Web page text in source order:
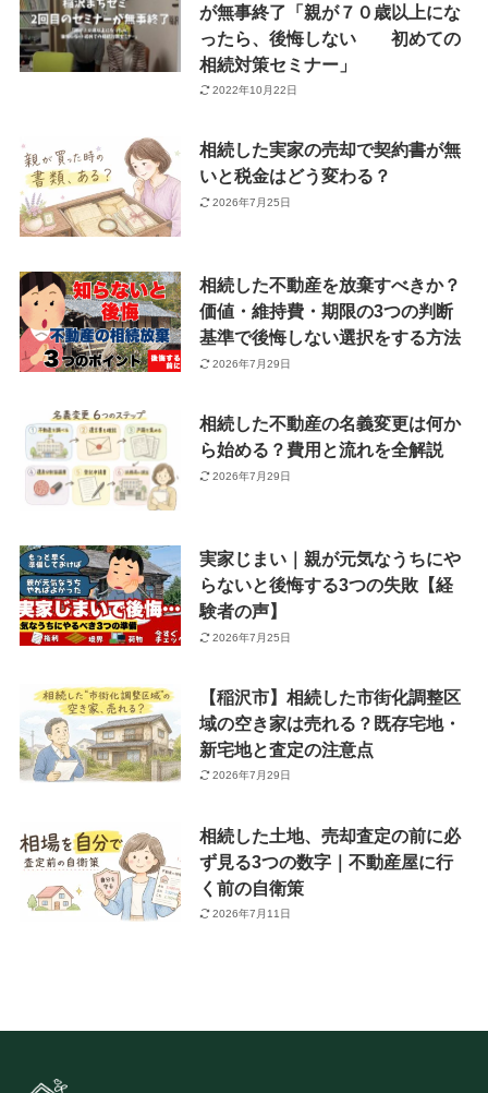
が無事終了「親が７０歳以上にな
ったら、後悔しない 初めての
相続対策セミナー」
2022年10月22日
相続した実家の売却で契約書が無
いと税金はどう変わる？
2026年7月25日
相続した不動産を放棄すべきか？
価値・維持費・期限の3つの判断
基準で後悔しない選択をする方法
2026年7月29日
相続した不動産の名義変更は何か
ら始める？費用と流れを全解説
2026年7月29日
実家じまい｜親が元気なうちにや
らないと後悔する3つの失敗【経
験者の声】
2026年7月25日
【稲沢市】相続した市街化調整区
域の空き家は売れる？既存宅地・
新宅地と査定の注意点
2026年7月29日
相続した土地、売却査定の前に必
ず見る3つの数字｜不動産屋に行
く前の自衛策
2026年7月11日